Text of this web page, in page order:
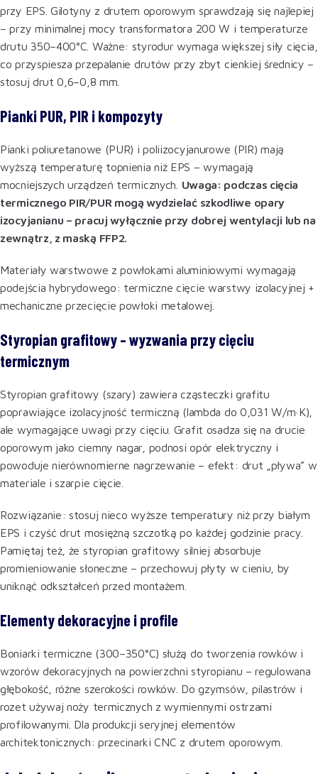
przy EPS. Gilotyny z drutem oporowym sprawdzają się najlepiej
– przy minimalnej mocy transformatora 200 W i temperaturze
drutu 350–400°C. Ważne: styrodur wymaga większej siły cięcia,
co przyspiesza przepalanie drutów przy zbyt cienkiej średnicy –
stosuj drut 0,6–0,8 mm.
Pianki PUR, PIR i kompozyty
Pianki poliuretanowe (PUR) i poliizocyjanurowe (PIR) mają
wyższą temperaturę topnienia niż EPS – wymagają
mocniejszych urządzeń termicznych. Uwaga: podczas cięcia
termicznego PIR/PUR mogą wydzielać szkodliwe opary
izocyjanianu – pracuj wyłącznie przy dobrej wentylacji lub na
zewnątrz, z maską FFP2.
Materiały warstwowe z powłokami aluminiowymi wymagają
podejścia hybrydowego: termiczne cięcie warstwy izolacyjnej +
mechaniczne przecięcie powłoki metalowej.
Styropian grafitowy – wyzwania przy cięciu
termicznym
Styropian grafitowy (szary) zawiera cząsteczki grafitu
poprawiające izolacyjność termiczną (lambda do 0,031 W/m·K),
ale wymagające uwagi przy cięciu. Grafit osadza się na drucie
oporowym jako ciemny nagar, podnosi opór elektryczny i
powoduje nierównomierne nagrzewanie – efekt: drut „pływa” w
materiale i szarpie cięcie.
Rozwiązanie: stosuj nieco wyższe temperatury niż przy białym
EPS i czyść drut mosiężną szczotką po każdej godzinie pracy.
Pamiętaj też, że styropian grafitowy silniej absorbuje
promieniowanie słoneczne – przechowuj płyty w cieniu, by
uniknąć odkształceń przed montażem.
Elementy dekoracyjne i profile
Boniarki termiczne (300–350°C) służą do tworzenia rowków i
wzorów dekoracyjnych na powierzchni styropianu – regulowana
głębokość, różne szerokości rowków. Do gzymsów, pilastrów i
rozet używaj noży termicznych z wymiennymi ostrzami
profilowanymi. Dla produkcji seryjnej elementów
architektonicznych: przecinarki CNC z drutem oporowym.